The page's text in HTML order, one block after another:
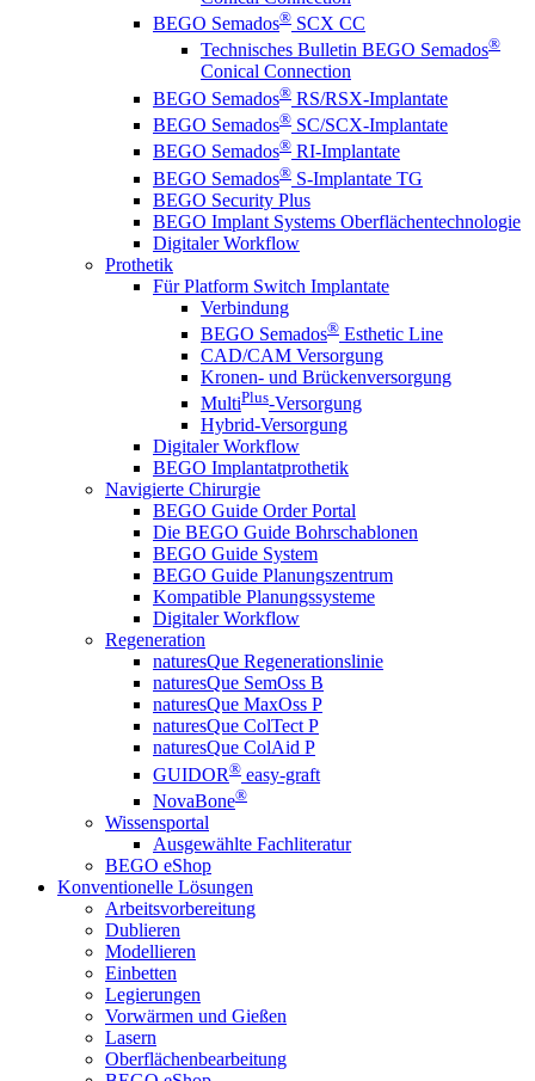
BEGO Semados® SCX CC
Technisches Bulletin BEGO Semados®
Conical Connection
BEGO Semados® RS/RSX-Implantate
BEGO Semados® SC/SCX-Implantate
BEGO Semados® RI-Implantate
BEGO Semados® S-Implantate TG
BEGO Security Plus
BEGO Implant Systems Oberflächentechnologie
Digitaler Workflow
Prothetik
Für Platform Switch Implantate
Verbindung
BEGO Semados® Esthetic Line
CAD/CAM Versorgung
Kronen- und Brückenversorgung
MultiPlus-Versorgung
Hybrid-Versorgung
Digitaler Workflow
BEGO Implantatprothetik
Navigierte Chirurgie
BEGO Guide Order Portal
Die BEGO Guide Bohrschablonen
BEGO Guide System
BEGO Guide Planungszentrum
Kompatible Planungssysteme
Digitaler Workflow
Regeneration
naturesQue Regenerationslinie
naturesQue SemOss B
naturesQue MaxOss P
naturesQue ColTect P
naturesQue ColAid P
GUIDOR® easy-graft
NovaBone®
Wissensportal
Ausgewählte Fachliteratur
BEGO eShop
Konventionelle Lösungen
Arbeitsvorbereitung
Dublieren
Modellieren
Einbetten
Legierungen
Vorwärmen und Gießen
Lasern
Oberflächenbearbeitung